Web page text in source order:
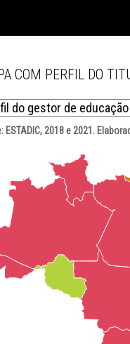
FILTROS
PROFISSIONAL
domésticos que
público e
privado e público
pública de saúde
COM PERFIL DO
ESTADIC, 2018 e 2021 .